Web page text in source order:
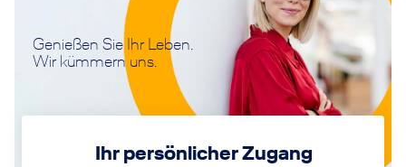
Genießen Sie Ihr Leben.
Wir kümmern uns.
Ihr persönlicher Zugang